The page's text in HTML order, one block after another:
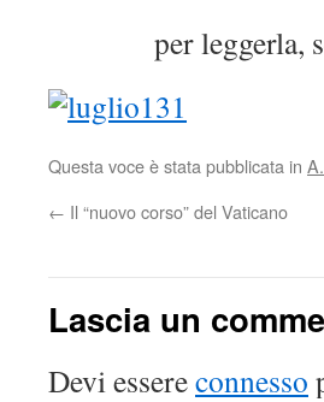
per leggerla,
Questa voce è stata pubblicata in
← Il “nuovo corso” del Vaticano
Lascia un
Devi essereconnesso